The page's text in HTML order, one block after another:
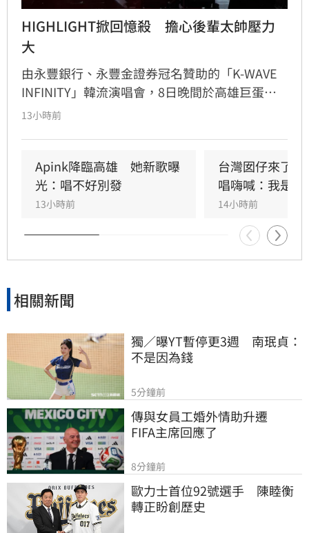
HIGHLIGHT掀回憶殺　擔心後輩太帥壓力
大
由永豐銀行、永豐金證券冠名贊助的「K-WAVE
INFINITY」韓流演唱會，8日晚間於高雄巨蛋熱
力開唱，集結NEWBEAT、FLARE U、CRAVITY、
熱情應援，尖叫與歡呼聲一路未停，最後由
HIGHLIGHT壓軸接管舞台，將現場氣氛推向最高
潮。
13小時前
Apink降臨高雄　她新歌曝
光：唱不好別發
13小時前
台灣囡仔來了
唱嗨喊：我是誰
14小時前
相關新聞
獨／曝YT暫停更3週　南珉貞：
不是因為錢
5分鐘前
傳與女員工婚外情助升遷
FIFA主席回應了
8分鐘前
歐力士首位92號選手　陳睦衡
轉正盼創歷史